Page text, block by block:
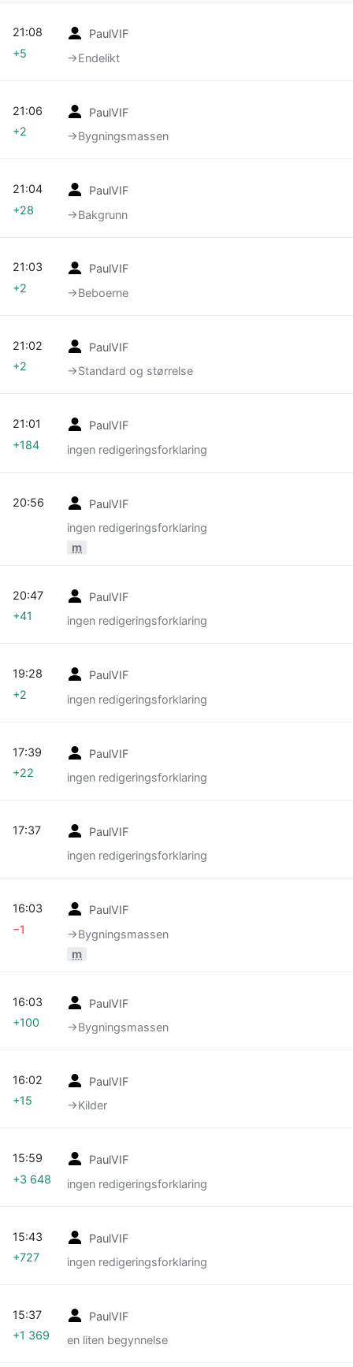
PaulVIF
→‎Endelikt
21:08
+5
PaulVIF
→‎Bygningsmassen
21:06
+2
PaulVIF
→‎Bakgrunn
21:04
+28
PaulVIF
→‎Beboerne
21:03
+2
PaulVIF
→‎Standard og størrelse
21:02
+2
PaulVIF
ingen redigeringsforklaring
21:01
+184
PaulVIF
ingen redigeringsforklaring
m
20:56
PaulVIF
ingen redigeringsforklaring
20:47
+41
PaulVIF
ingen redigeringsforklaring
19:28
+2
PaulVIF
ingen redigeringsforklaring
17:39
+22
PaulVIF
ingen redigeringsforklaring
17:37
PaulVIF
→‎Bygningsmassen
m
16:03
−1
PaulVIF
→‎Bygningsmassen
16:03
+100
PaulVIF
→‎Kilder
16:02
+15
PaulVIF
ingen redigeringsforklaring
15:59
+3 648
PaulVIF
ingen redigeringsforklaring
15:43
+727
PaulVIF
en liten begynnelse
15:37
+1 369